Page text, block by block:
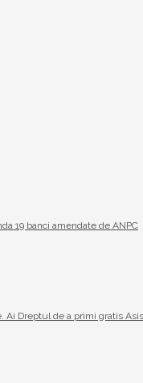
19 banci amendate de ANPC
Dreptul de a primi gratis